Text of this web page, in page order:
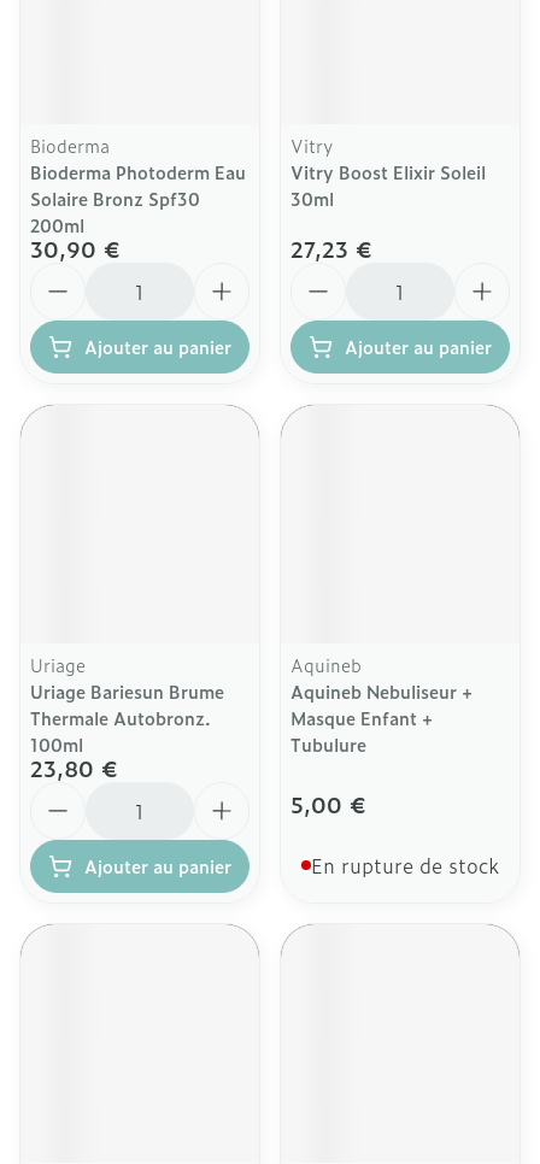
Bioderma
Bioderma Photoderm Eau
Solaire Bronz Spf30
200ml
30,90 €
Ajouter au panier
Vitry
Vitry Boost Elixir Soleil
30ml
27,23 €
Ajouter au panier
Uriage
Uriage Bariesun Brume
Thermale Autobronz.
100ml
23,80 €
Ajouter au panier
Aquineb
Aquineb Nebuliseur +
Masque Enfant +
Tubulure
5,00 €
En rupture de stock